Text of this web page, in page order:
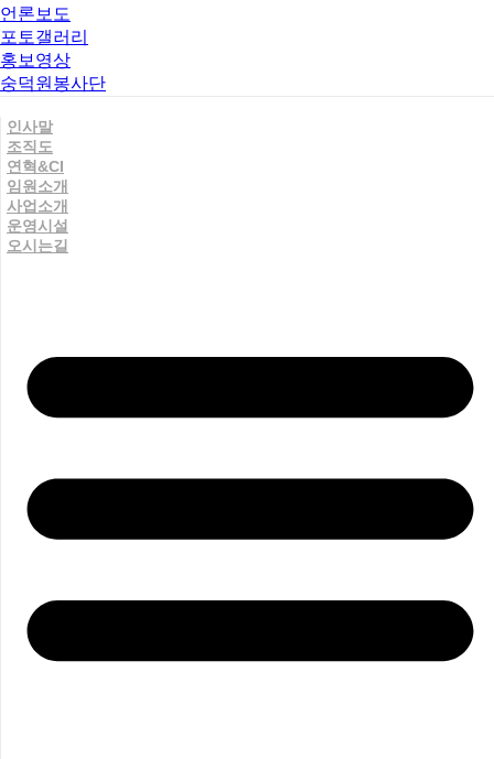
언론보도
포토갤러리
홍보영상
숭덕원봉사단
인사말
조직도
연혁&CI
임원소개
사업소개
운영시설
오시는길